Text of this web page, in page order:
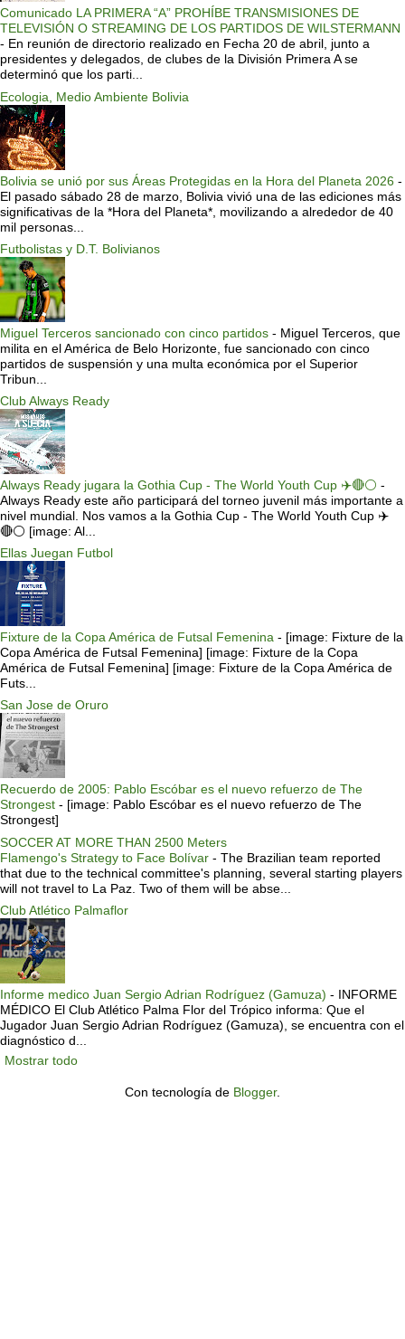
Comunicado LA PRIMERA “A” PROHÍBE TRANSMISIONES DE
TELEVISIÓN O STREAMING DE LOS PARTIDOS DE WILSTERMANN
- En reunión de directorio realizado en Fecha 20 de abril, junto a
presidentes y delegados, de clubes de la División Primera A se
determinó que los parti...
Ecologia, Medio Ambiente Bolivia
Bolivia se unió por sus Áreas Protegidas en la Hora del Planeta 2026 -
El pasado sábado 28 de marzo, Bolivia vivió una de las ediciones más
significativas de la *Hora del Planeta*, movilizando a alrededor de 40
mil personas...
Futbolistas y D.T. Bolivianos
Miguel Terceros sancionado con cinco partidos - Miguel Terceros, que
milita en el América de Belo Horizonte, fue sancionado con cinco
partidos de suspensión y una multa económica por el Superior
Tribun...
Club Always Ready
Always Ready jugara la Gothia Cup - The World Youth Cup ✈️🔴⚪️ -
Always Ready este año participará del torneo juvenil más importante a
nivel mundial. Nos vamos a la Gothia Cup - The World Youth Cup ✈️
🔴⚪️ [image: Al...
Ellas Juegan Futbol
Fixture de la Copa América de Futsal Femenina - [image: Fixture de la
Copa América de Futsal Femenina] [image: Fixture de la Copa
América de Futsal Femenina] [image: Fixture de la Copa América de
Futs...
San Jose de Oruro
Recuerdo de 2005: Pablo Escóbar es el nuevo refuerzo de The
Strongest - [image: Pablo Escóbar es el nuevo refuerzo de The
Strongest]
SOCCER AT MORE THAN 2500 Meters
Flamengo's Strategy to Face Bolívar - The Brazilian team reported
that due to the technical committee's planning, several starting players
will not travel to La Paz. Two of them will be abse...
Club Atlético Palmaflor
Informe medico Juan Sergio Adrian Rodríguez (Gamuza) - INFORME
MÉDICO El Club Atlético Palma Flor del Trópico informa: Que el
Jugador Juan Sergio Adrian Rodríguez (Gamuza), se encuentra con el
diagnóstico d...
Mostrar todo
Con tecnología de Blogger.